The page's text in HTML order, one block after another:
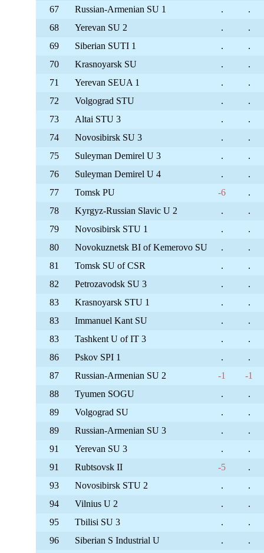
67
Russian-Armenian SU 1 .
.
68
Yerevan SU 2 .
.
69
Siberian SUTI 1 .
.
70
Krasnoyarsk SU .
.
71
Yerevan SEUA 1 .
.
72
Volgograd STU .
.
73
Altai STU 3 .
.
74
Novosibirsk SU 3 .
.
75
Suleyman Demirel U 3 .
.
76
Suleyman Demirel U 4 .
.
77
Tomsk PU -6
.
78
Kyrgyz-Russian Slavic U 2 .
.
79
Novosibirsk STU 1 .
.
80
Novokuznetsk BI of Kemerovo SU .
.
81
Tomsk SU of CSR .
.
82
Petrozavodsk SU 3 .
.
83
Krasnoyarsk STU 1 .
.
83
Immanuel Kant SU .
.
83
Tashkent U of IT 3 .
.
86
Pskov SPI 1 .
.
87
Russian-Armenian SU 2 -1
-1
88
Tyumen SOGU .
.
89
Volgograd SU .
.
89
Russian-Armenian SU 3 .
.
91
Yerevan SU 3 .
.
91
Rubtsovsk II -5
.
93
Novosibirsk STU 2 .
.
94
Vilnius U 2 .
.
95
Tbilisi SU 3 .
.
96
Siberian S Industrial U . .